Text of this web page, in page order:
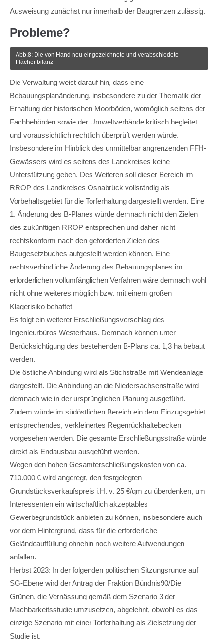
Ausweisung zunächst nur innerhalb der Baugrenzen zulässig.
Probleme?
Abb.8: Die von Hand neu eingezeichnete und verabschiedete
Flächenbilanz
Die Verwaltung weist darauf hin, dass eine
Bebauungsplanänderung, insbesondere zu der Thematik der
Erhaltung der historischen Moorböden, womöglich seitens der
Fachbehörden sowie der Umweltverbände kritisch begleitet
und voraussichtlich rechtlich überprüft werden würde.
Insbesondere im Hinblick des unmittelbar angrenzenden FFH-
Gewässers wird es seitens des Landkreises keine
Unterstützung geben. Des Weiteren soll dieser Bereich im
RROP des Landkreises Osnabrück vollständig als
Vorbehaltsgebiet für die Torferhaltung dargestellt werden. Eine
1. Änderung des B-Planes würde demnach nicht den Zielen
des zukünftigen RROP entsprechen und daher nicht
rechtskonform nach den geforderten Zielen des
Baugesetzbuches aufgestellt werden können. Eine
rechtsverbindliche Änderung des Bebauungsplanes im
erforderlichen vollumfänglichen Verfahren wäre demnach wohl
nicht ohne weiteres möglich bzw. mit einem großen
Klagerisiko behaftet.
Es folgt ein weiterer Erschließungsvorschlag des
Ingenieurbüros Westerhaus. Demnach können unter
Berücksichtigung des bestehenden B-Plans ca. 1,3 ha bebaut
werden.
Die östliche Anbindung wird als Stichstraße mit Wendeanlage
dargestellt. Die Anbindung an die Niedersachsenstraße wird
demnach wie in der ursprünglichen Planung ausgeführt.
Zudem würde im südöstlichen Bereich ein dem Einzugsgebiet
entsprechendes, verkleinertes Regenrückhaltebecken
vorgesehen werden. Die gesamte Erschließungsstraße würde
direkt als Endausbau ausgeführt werden.
Wegen den hohen Gesamterschließungskosten von ca.
710.000 € wird angeregt, den festgelegten
Grundstücksverkaufspreis i.H. v. 25 €/qm zu überdenken, um
Interessenten ein wirtschaftlich akzeptables
Gewerbegrundstück anbieten zu können, insbesondere auch
vor dem Hintergrund, dass für die erforderliche
Geländeauffüllung ohnehin noch weitere Aufwendungen
anfallen.
Herbst 2023: In der folgenden politischen Sitzungsrunde auf
SG-Ebene wird der Antrag der Fraktion Bündnis90/Die
Grünen, die Vernässung gemäß dem Szenario 3 der
Machbarkeitsstudie umzusetzen, abgelehnt, obwohl es das
einzige Szenario mit einer Torferhaltung als Zielsetzung der
Studie ist.